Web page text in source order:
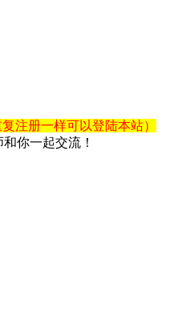
注册一样可以登陆本站）
你一起交流！